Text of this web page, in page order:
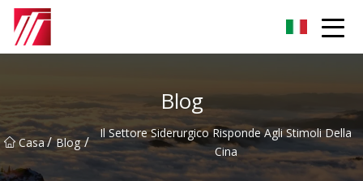
Blog
Casa/ Blog /
Il Settore Siderurgico Risponde Agli Stimoli Della
Cina